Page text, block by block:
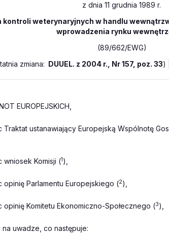
z dnia 11 grudnia 1989 r.
kontroli weterynaryjnych w handlu
wprowadzenia rynku
(89/662/EWG)
zmiana: DUUEL. z 2004 r., Nr 157, poz. 33)
EUROPEJSKICH,
Traktat ustanawiający Europejską Wspólnotę
wniosek Komisji (1),
opinię Parlamentu Europejskiego (2),
opinię Komitetu Ekonomiczno-Społecznego (3),
na uwadze, co następuje: